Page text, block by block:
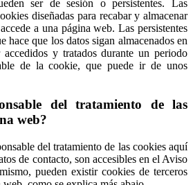
ser de sesión o persistentes. Las
diseñadas para recabar y almacenar
a una página web. Las persistentes
hace que los datos sigan almacenados en
y tratados durante un periodo
de la cookie, que puede ir de unos
del tratamiento de las
web?
del tratamiento de las cookies aquí
de contacto, son accesibles en el Aviso
pueden existir cookies de terceros